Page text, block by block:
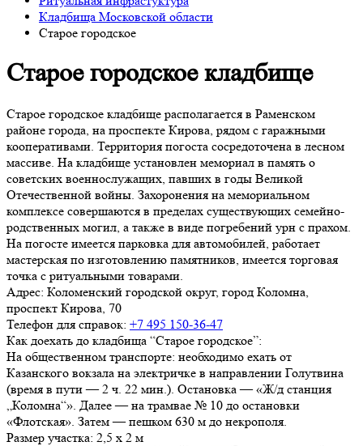
Кладбища Московской области
Старое городское
Старое городское кладбище
Старое городское кладбище располагается в Раменском
районе города, на проспекте Кирова, рядом с гаражными
кооперативами. Территория погоста сосредоточена в лесном
массиве. На кладбище установлен мемориал в память о
советских военнослужащих, павших в годы Великой
Отечественной войны. Захоронения на мемориальном
комплексе совершаются в пределах существующих семейно-
родственных могил, а также в виде погребений урн с прахом.
На погосте имеется парковка для автомобилей, работает
мастерская по изготовлению памятников, имеется торговая
точка с ритуальными товарами.
Адрес: Коломенский городской округ, город Коломна,
проспект Кирова, 70
Телефон для справок: +7 495 150-36-47
Как доехать до кладбища “Старое городское”:
На общественном транспорте: необходимо ехать от
Казанского вокзала на электричке в направлении Голутвина
(время в пути — 2 ч. 22 мин.). Остановка — «Ж/д станция
„Коломна“». Далее — на трамвае № 10 до остановки
«Флотская». Затем — пешком 630 м до некрополя.
Размер участка: 2,5 х 2 м